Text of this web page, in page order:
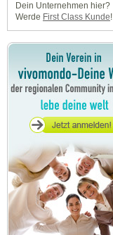
Dein Unternehmen hier?
Werde First Class Kunde!